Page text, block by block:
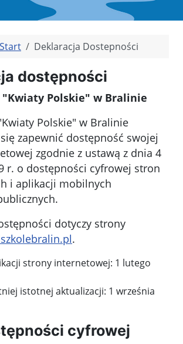
Start Deklaracja Dostepności
dostępności
"Kwiaty Polskie" w Bralinie
Polskie" w Bralinie
zapewnić dostępność swojej
zgodnie z ustawą z dnia 4
r. o dostępności cyfrowej stron
i aplikacji mobilnych
dotyczy strony
.
strony internetowej: 1 lutego
istotnej aktualizacji: 1 września
cyfrowej